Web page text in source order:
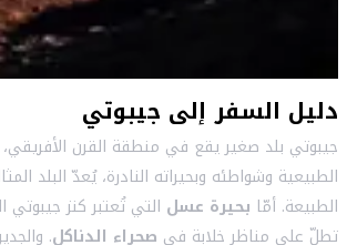
دليل السفر إلى جيبوتي
جيبوتي بلد صغير يقع في منطقة القرن
الطبيعية وشواطئه وبحيراته النادرة، يُعدّ البلد
الطبيعة. أمّا بحيرة عسل التي تُعتبر كنز
تطلّ على مناظر خلابة في صحراء الدناكل.